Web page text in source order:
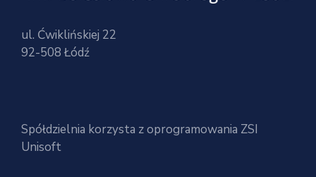
ul. Ćwiklińskiej 22
92-508 Łódź
Spółdzielnia korzysta z oprogramowania ZSI
Unisoft